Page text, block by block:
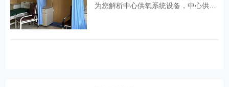
为您解析中心供氧系统设备，中心供氧